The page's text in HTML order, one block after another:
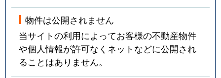
物件は公開されません
当サイトの利用によってお客様の不動産物件
や個人情報が許可なくネットなどに公開され
ることはありません。